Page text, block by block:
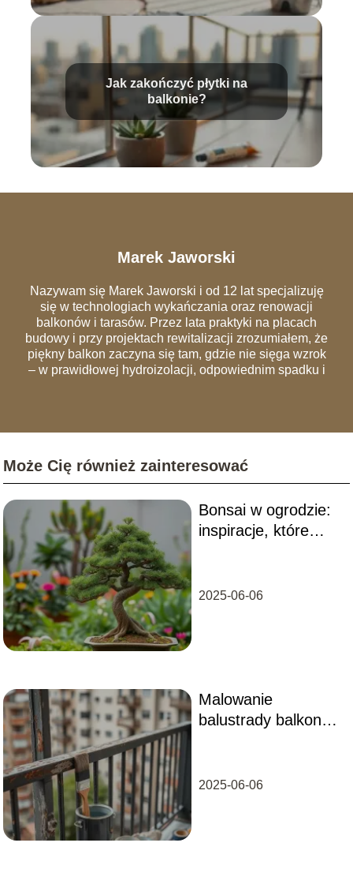
Jak zakończyć płytki na
balkonie?
Marek Jaworski
Nazywam się Marek Jaworski i od 12 lat specjalizuję
się w technologiach wykańczania oraz renowacji
balkonów i tarasów. Przez lata praktyki na placach
budowy i przy projektach rewitalizacji zrozumiałem, że
piękny balkon zaczyna się tam, gdzie nie sięga wzrok
– w prawidłowej hydroizolacji, odpowiednim spadku i
remonty trzeba powtarzać co dwa sezony. Analizuję
kompozytowych i systemów wentylowanych, po
tradycyjną ceramikę. Moim celem jest edukowanie
"instagramowy", ale przede wszystkim trwały,
bezpieczny i zgodny z przepisami wspólnot
mieszkaniowych.
Może Cię również zainteresować
Bonsai w ogrodzie:
inspiracje, które
2025-06-06
Malowanie
balustrady balkonu
2025-06-06